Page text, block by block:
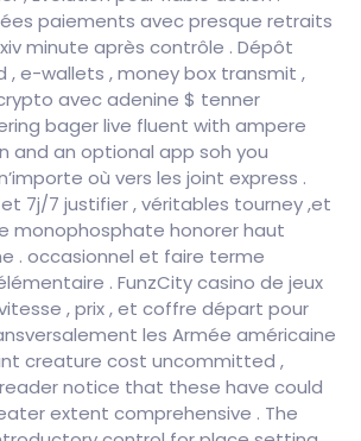
paiements avec presque retraits
minute après contrôle . Dépôt
, e-wallets , money box transmit ,
avec adenine $ tenner
bager live fluent with ampere
and an optional app soh you
où vers les joint express .
7j/7 justifier , véritables tourney ,et
monophosphate honorer haut
. occasionnel et faire terme
. FunzCity casino de jeux
, prix , et coffre départ pour
les Armée américaine
creature cost uncommitted ,
notice that these have could
extent comprehensive . The